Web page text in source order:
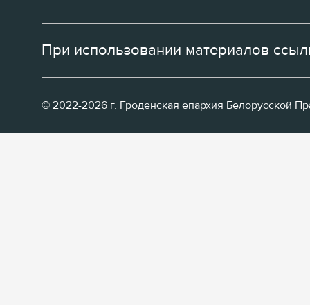
При использовании материалов
© 2022-2026 г. Гроденская епархия Белорусской